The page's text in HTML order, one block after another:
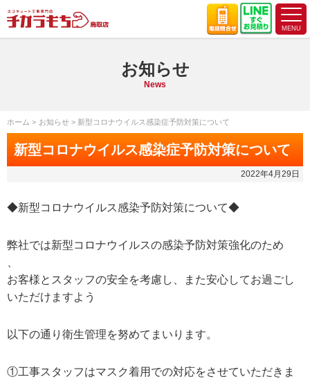
お知らせ
News
ホーム お知らせ 新型コロナウイルス感染症予防対策について
新型コロナウイルス感染症予防対策について
2022年4月29日
◆新型コロナウイルス感染予防対策について◆
弊社では新型コロナウイルスの感染予防対策強化のため
お客様とスタッフの安全を考慮し、また安心してお過ごし
いただけますよう
以下の通り衛生管理を努めてまいります。
①工事スタッフはマスク着用での対応をさせていただきま